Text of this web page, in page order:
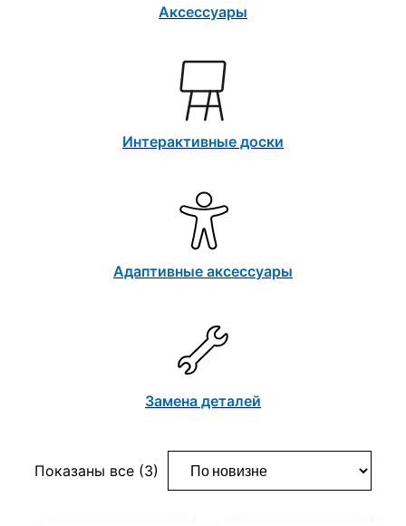
Аксессуары
Интерактивные доски
Адаптивные аксессуары
Замена деталей
Показаны все (3) Сортировка:
самые